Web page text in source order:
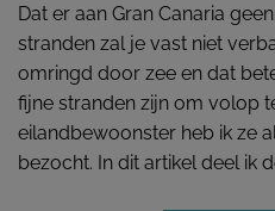
Dat er aan Gran Canaria
stranden zal je vast niet
omringd door zee en dat
fijne stranden zijn om volop
eilandbewoonster heb ik ze
bezocht. In dit artikel deel ik